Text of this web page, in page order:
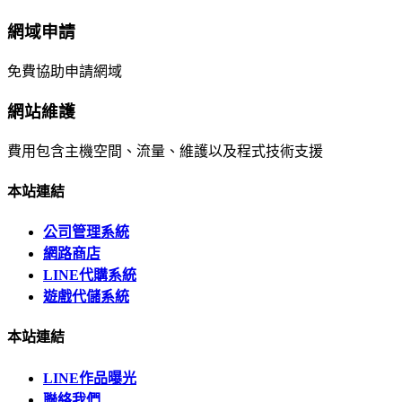
網域申請
免費協助申請網域
網站維護
費用包含主機空間、流量、維護以及程式技術支援
本站連結
公司管理系統
網路商店
LINE代購系統
遊戲代儲系統
本站連結
LINE作品曝光